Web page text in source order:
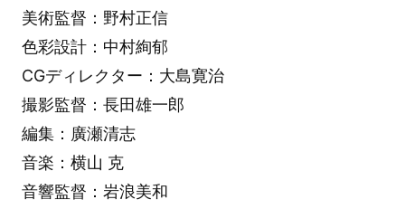
美術監督：野村正信
色彩設計：中村絢郁
CGディレクター：大島寛治
撮影監督：長田雄一郎
編集：廣瀬清志
音楽：横山 克
音響監督：岩浪美和